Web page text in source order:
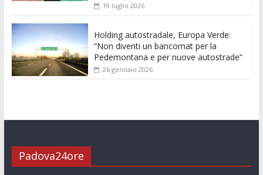
19 luglio 2026
Holding autostradale, Europa Verde:
“Non diventi un bancomat per la
Pedemontana e per nuove autostrade”
26 gennaio 2026
Padova24ore